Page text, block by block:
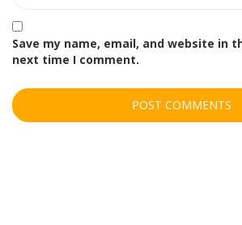
Save my name, email, and website in
next time I comment.